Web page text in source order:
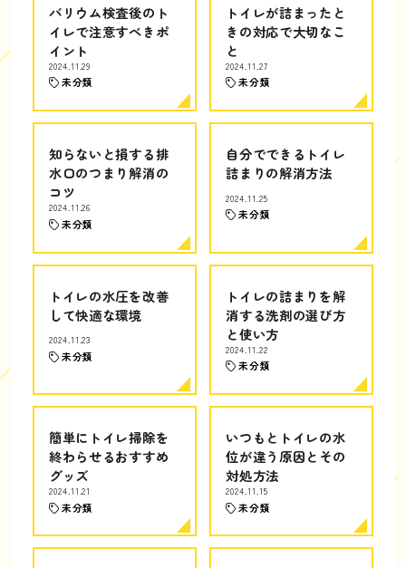
バリウム検査後のト
イレで注意すべきポ
イント
2024.11.29
未分類
トイレが詰まったと
きの対応で大切なこ
と
2024.11.27
未分類
知らないと損する排
水口のつまり解消の
コツ
2024.11.26
未分類
自分でできるトイレ
詰まりの解消方法
2024.11.25
未分類
トイレの水圧を改善
して快適な環境
2024.11.23
未分類
トイレの詰まりを解
消する洗剤の選び方
と使い方
2024.11.22
未分類
簡単にトイレ掃除を
終わらせるおすすめ
グッズ
2024.11.21
未分類
いつもとトイレの水
位が違う原因とその
対処方法
2024.11.15
未分類